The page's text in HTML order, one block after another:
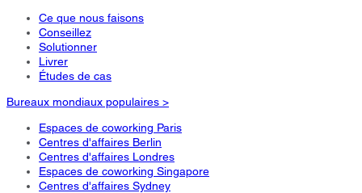
Ce que nous faisons
Conseillez
Solutionner
Livrer
Études de cas
Bureaux mondiaux populaires >
Espaces de coworking Paris
Centres d'affaires Berlin
Centres d'affaires Londres
Espaces de coworking Singapore
Centres d'affaires Sydney